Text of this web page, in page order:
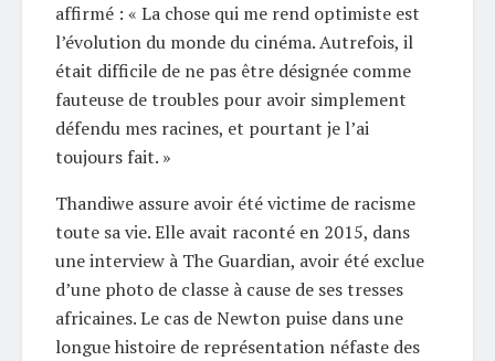
affirmé : « La chose qui me rend optimiste est
l’évolution du monde du cinéma. Autrefois, il
était difficile de ne pas être désignée comme
fauteuse de troubles pour avoir simplement
défendu mes racines, et pourtant je l’ai
toujours fait. »
Thandiwe assure avoir été victime de racisme
toute sa vie. Elle avait raconté en 2015, dans
une interview à The Guardian, avoir été exclue
d’une photo de classe à cause de ses tresses
africaines. Le cas de Newton puise dans une
longue histoire de représentation néfaste des